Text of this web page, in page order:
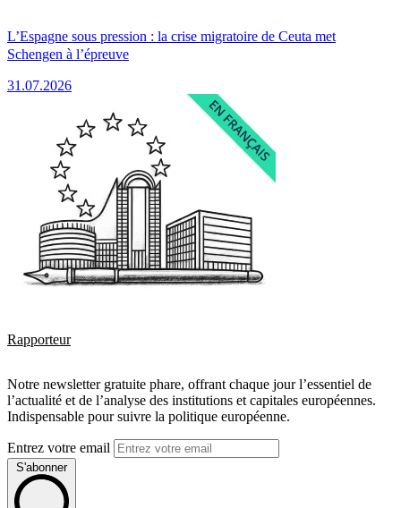
L’Espagne sous pression : la crise migratoire de Ceuta met
Schengen à l’épreuve
31.07.2026
Rapporteur
Notre newsletter gratuite phare, offrant chaque jour l’essentiel de
l’actualité et de l’analyse des institutions et capitales européennes.
Indispensable pour suivre la politique européenne.
Entrez votre email
S'abonner